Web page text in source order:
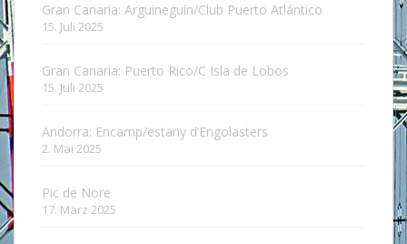
Gran Canaria: Arguineguín/Club Puerto Atlántico
15. Juli 2025
Gran Canaria: Puerto Rico/C Isla de Lobos
15. Juli 2025
Andorra: Encamp/estany d’Engolasters
2. Mai 2025
Pic de Nore
17. März 2025